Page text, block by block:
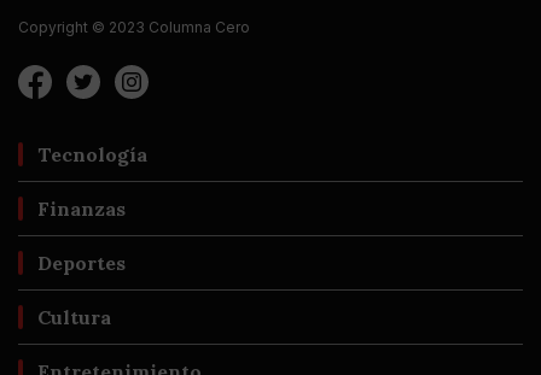
Copyright © 2023 Columna Cero
Tecnología
Finanzas
Deportes
Cultura